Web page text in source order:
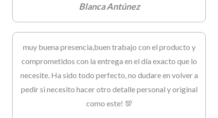
Blanca Antúnez
muy buena presencia,buen trabajo con el producto y
comprometidos con la entrega en el día exacto que lo
necesite. Ha sido todo perfecto, no dudare en volver a
pedir si necesito hacer otro detalle personal y original
como este! 💯